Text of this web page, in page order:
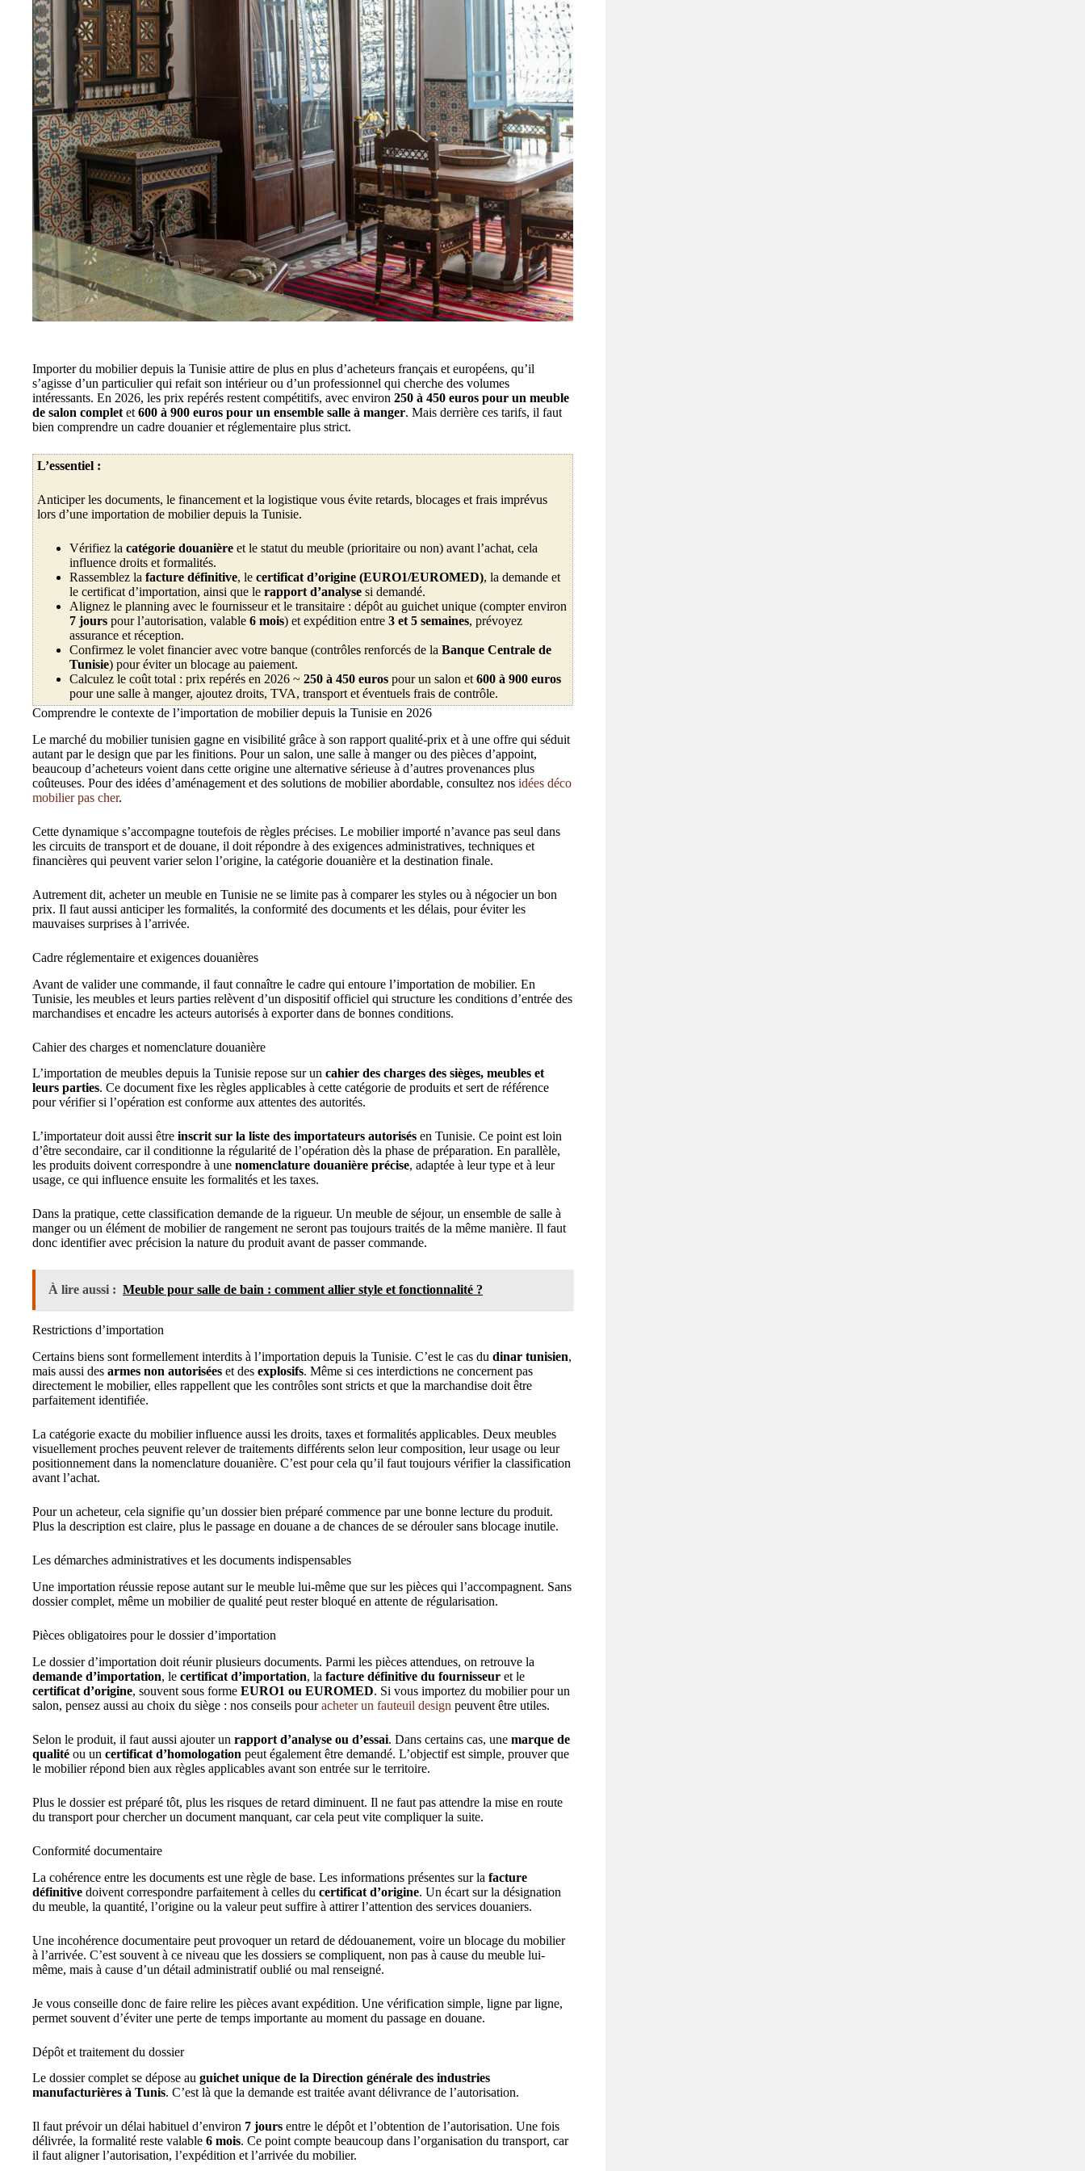
Importer du mobilier depuis la Tunisie attire de plus en plus d’acheteurs français et européens, qu’il
s’agisse d’un particulier qui refait son intérieur ou d’un professionnel qui cherche des volumes
intéressants. En 2026, les prix repérés restent compétitifs, avec environ 250 à 450 euros pour un meuble
de salon complet et 600 à 900 euros pour un ensemble salle à manger. Mais derrière ces tarifs, il faut
bien comprendre un cadre douanier et réglementaire plus strict.
L’essentiel :
Anticiper les documents, le financement et la logistique vous évite retards, blocages et frais imprévus
lors d’une importation de mobilier depuis la Tunisie.
Vérifiez la catégorie douanière et le statut du meuble (prioritaire ou non) avant l’achat, cela
influence droits et formalités.
Rassemblez la facture définitive, le certificat d’origine (EURO1/EUROMED), la demande et
le certificat d’importation, ainsi que le rapport d’analyse si demandé.
Alignez le planning avec le fournisseur et le transitaire : dépôt au guichet unique (compter environ
7 jours pour l’autorisation, valable 6 mois) et expédition entre 3 et 5 semaines, prévoyez
assurance et réception.
Confirmez le volet financier avec votre banque (contrôles renforcés de la Banque Centrale de
Tunisie) pour éviter un blocage au paiement.
Calculez le coût total : prix repérés en 2026 ~ 250 à 450 euros pour un salon et 600 à 900 euros
pour une salle à manger, ajoutez droits, TVA, transport et éventuels frais de contrôle.
Comprendre le contexte de l’importation de mobilier depuis la Tunisie en 2026
Le marché du mobilier tunisien gagne en visibilité grâce à son rapport qualité-prix et à une offre qui séduit
autant par le design que par les finitions. Pour un salon, une salle à manger ou des pièces d’appoint,
beaucoup d’acheteurs voient dans cette origine une alternative sérieuse à d’autres provenances plus
coûteuses. Pour des idées d’aménagement et des solutions de mobilier abordable, consultez nos idées déco
mobilier pas cher.
Cette dynamique s’accompagne toutefois de règles précises. Le mobilier importé n’avance pas seul dans
les circuits de transport et de douane, il doit répondre à des exigences administratives, techniques et
financières qui peuvent varier selon l’origine, la catégorie douanière et la destination finale.
Autrement dit, acheter un meuble en Tunisie ne se limite pas à comparer les styles ou à négocier un bon
prix. Il faut aussi anticiper les formalités, la conformité des documents et les délais, pour éviter les
mauvaises surprises à l’arrivée.
Cadre réglementaire et exigences douanières
Avant de valider une commande, il faut connaître le cadre qui entoure l’importation de mobilier. En
Tunisie, les meubles et leurs parties relèvent d’un dispositif officiel qui structure les conditions d’entrée des
marchandises et encadre les acteurs autorisés à exporter dans de bonnes conditions.
Cahier des charges et nomenclature douanière
L’importation de meubles depuis la Tunisie repose sur un cahier des charges des sièges, meubles et
leurs parties. Ce document fixe les règles applicables à cette catégorie de produits et sert de référence
pour vérifier si l’opération est conforme aux attentes des autorités.
L’importateur doit aussi être inscrit sur la liste des importateurs autorisés en Tunisie. Ce point est loin
d’être secondaire, car il conditionne la régularité de l’opération dès la phase de préparation. En parallèle,
les produits doivent correspondre à une nomenclature douanière précise, adaptée à leur type et à leur
usage, ce qui influence ensuite les formalités et les taxes.
Dans la pratique, cette classification demande de la rigueur. Un meuble de séjour, un ensemble de salle à
manger ou un élément de mobilier de rangement ne seront pas toujours traités de la même manière. Il faut
donc identifier avec précision la nature du produit avant de passer commande.
À lire aussi : Meuble pour salle de bain : comment allier style et fonctionnalité ?
Restrictions d’importation
Certains biens sont formellement interdits à l’importation depuis la Tunisie. C’est le cas du dinar tunisien,
mais aussi des armes non autorisées et des explosifs. Même si ces interdictions ne concernent pas
directement le mobilier, elles rappellent que les contrôles sont stricts et que la marchandise doit être
parfaitement identifiée.
La catégorie exacte du mobilier influence aussi les droits, taxes et formalités applicables. Deux meubles
visuellement proches peuvent relever de traitements différents selon leur composition, leur usage ou leur
positionnement dans la nomenclature douanière. C’est pour cela qu’il faut toujours vérifier la classification
avant l’achat.
Pour un acheteur, cela signifie qu’un dossier bien préparé commence par une bonne lecture du produit.
Plus la description est claire, plus le passage en douane a de chances de se dérouler sans blocage inutile.
Les démarches administratives et les documents indispensables
Une importation réussie repose autant sur le meuble lui-même que sur les pièces qui l’accompagnent. Sans
dossier complet, même un mobilier de qualité peut rester bloqué en attente de régularisation.
Pièces obligatoires pour le dossier d’importation
Le dossier d’importation doit réunir plusieurs documents. Parmi les pièces attendues, on retrouve la
demande d’importation, le certificat d’importation, la facture définitive du fournisseur et le
certificat d’origine, souvent sous forme EURO1 ou EUROMED. Si vous importez du mobilier pour un
salon, pensez aussi au choix du siège : nos conseils pouracheter un fauteuil design peuvent être utiles.
Selon le produit, il faut aussi ajouter un rapport d’analyse ou d’essai. Dans certains cas, une marque de
qualité ou un certificat d’homologation peut également être demandé. L’objectif est simple, prouver que
le mobilier répond bien aux règles applicables avant son entrée sur le territoire.
Plus le dossier est préparé tôt, plus les risques de retard diminuent. Il ne faut pas attendre la mise en route
du transport pour chercher un document manquant, car cela peut vite compliquer la suite.
Conformité documentaire
La cohérence entre les documents est une règle de base. Les informations présentes sur la facture
définitive doivent correspondre parfaitement à celles du certificat d’origine. Un écart sur la désignation
du meuble, la quantité, l’origine ou la valeur peut suffire à attirer l’attention des services douaniers.
Une incohérence documentaire peut provoquer un retard de dédouanement, voire un blocage du mobilier
à l’arrivée. C’est souvent à ce niveau que les dossiers se compliquent, non pas à cause du meuble lui-
même, mais à cause d’un détail administratif oublié ou mal renseigné.
Je vous conseille donc de faire relire les pièces avant expédition. Une vérification simple, ligne par ligne,
permet souvent d’éviter une perte de temps importante au moment du passage en douane.
Dépôt et traitement du dossier
Le dossier complet se dépose au guichet unique de la Direction générale des industries
manufacturières à Tunis. C’est là que la demande est traitée avant délivrance de l’autorisation.
Il faut prévoir un délai habituel d’environ 7 jours entre le dépôt et l’obtention de l’autorisation. Une fois
délivrée, la formalité reste valable 6 mois. Ce point compte beaucoup dans l’organisation du transport, car
il faut aligner l’autorisation, l’expédition et l’arrivée du mobilier.